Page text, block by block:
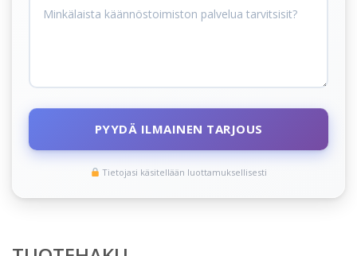
PYYDÄ ILMAINEN TARJOUS
Tietojasi käsitellään luottamuksellisesti